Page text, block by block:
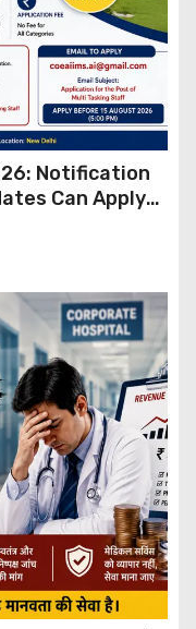
Notification
Can Apply